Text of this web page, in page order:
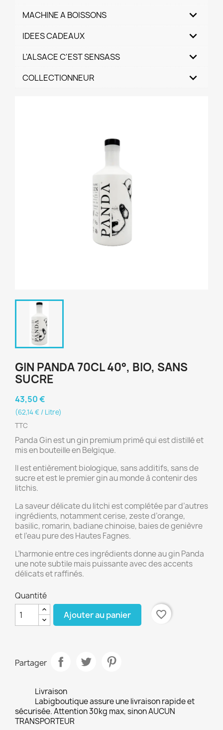
MACHINE A BOISSONS
IDEES CADEAUX
L'ALSACE C'EST SENSASS
COLLECTIONNEUR
GIN PANDA 70CL 40°, BIO, SANS
SUCRE
43,50 €
(62,14 € / Litre)
TTC
Panda Gin est un gin premium primé qui est distillé et
mis en bouteille en Belgique.
Il est entièrement biologique, sans additifs, sans de
sucre et est le premier gin au monde à contenir des
litchis.
La saveur délicate du litchi est complétée par d’autres
ingrédients, notamment cerise, zeste d’orange,
basilic, romarin, badiane chinoise, baies de genièvre
et l’eau pure des Hautes Fagnes.
L’harmonie entre ces ingrédients donne au gin Panda
une note subtile mais puissante avec des accents
délicats et raffinés.
Quantité
Ajouter au panier favorite_border
Partager
Livraison
Labigboutique assure une livraison rapide et
sécurisée. Attention 30kg max, sinon AUCUN
TRANSPORTEUR